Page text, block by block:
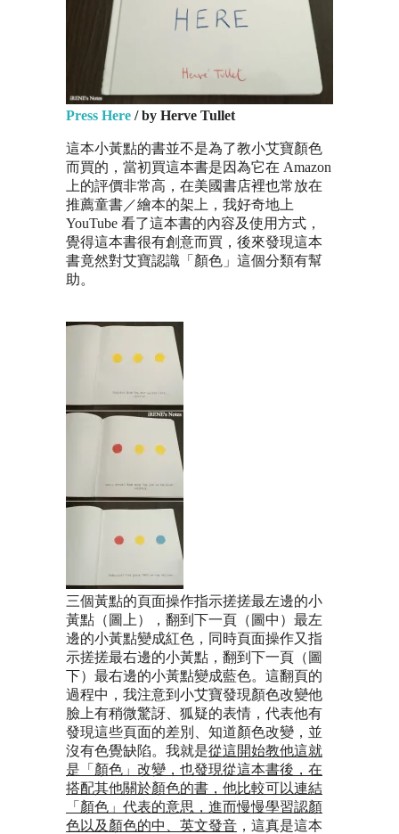
Press Here / by Herve Tullet
這本小黃點的書並不是為了教小艾寶顏色
而買的，當初買這本書是因為它在 Amazon
上的評價非常高，在美國書店裡也常放在
推薦童書／繪本的架上，我好奇地上
YouTube 看了這本書的內容及使用方式，
覺得這本書很有創意而買，後來發現這本
書竟然對艾寶認識「顏色」這個分類有幫
助。
三個黃點的頁面操作指示搓搓最左邊的小
黃點（圖上），翻到下一頁（圖中）最左
邊的小黃點變成紅色，同時頁面操作又指
示搓搓最右邊的小黃點，翻到下一頁（圖
下）最右邊的小黃點變成藍色。這翻頁的
過程中，我注意到小艾寶發現顏色改變他
臉上有稍微驚訝、狐疑的表情，代表他有
發現這些頁面的差別、知道顏色改變，並
沒有色覺缺陷。我就是從這開始教他這就
是「顏色」改變，也發現從這本書後，在
搭配其他關於顏色的書，他比較可以連結
「顏色」代表的意思，進而慢慢學習認顏
色以及顏色的中、英文發音 ，這真是這本